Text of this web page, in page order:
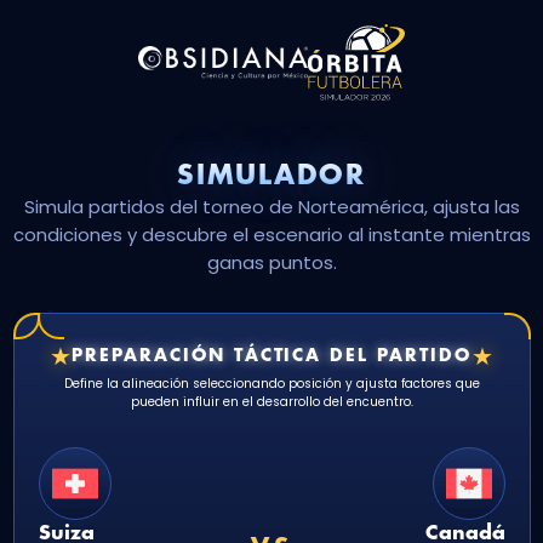
SIMULADOR
Simula partidos del torneo de Norteamérica, ajusta las
condiciones y descubre el escenario al instante mientras
ganas puntos.
★PREPARACIÓN TÁCTICA DEL PARTIDO★
Define la alineación seleccionando posición y ajusta factores que
pueden influir en el desarrollo del encuentro.
Suiza Canadá